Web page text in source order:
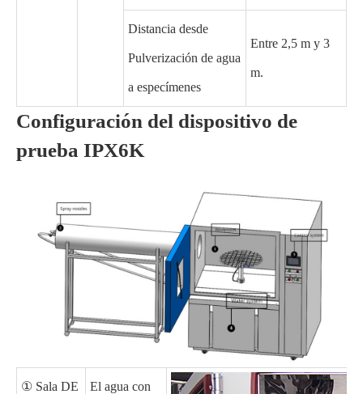
Distancia desde
Pulverización de agua
a especímenes
Entre 2,5 m y 3
m.
Configuración del dispositivo de
prueba IPX6K
① Sala DE El agua con